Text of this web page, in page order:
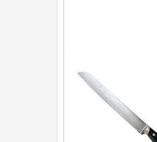
Nože na chleba
Vykosťovací nože
2